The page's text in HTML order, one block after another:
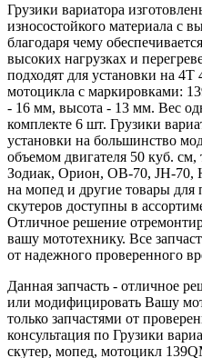
Грузики вариатора
износостойкого материала с
благодаря чему
высоких нагрузках и
подходят для установки на 4Т
мотоцикла с маркировками:
- 16 мм, высота - 13 мм. Вес
комплекте 6 шт. Грузики
установки на большинство
объемом двигателя 50 куб. см,
Зодиак, Орион, ОВ-70, JH-70,
на мопед и другие товары для
скутеров доступны в
Отличное решение
вашу мототехнику. Все
от надежного проверенного
Данная запчасть - отличное
или модифицировать Вашу
только запчастями от
консультация по Грузики
скутер, мопед, мотоцикл